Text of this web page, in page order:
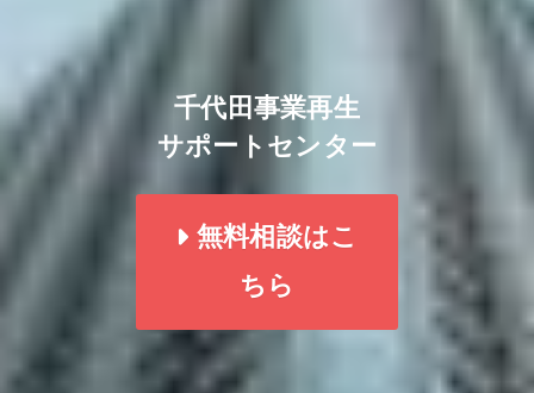
千代田事業再生
サポートセンター
無料相談はこ
ちら